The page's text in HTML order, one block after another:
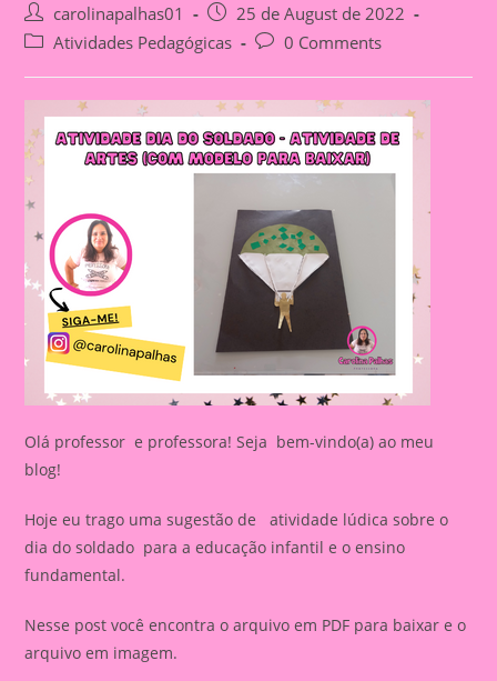
Post
author:
carolinapalhas01
Post
published:
25 de August de 2022
PostAtividades Pedagógicas
Post0 Comments
Olá professor e professora! Seja bem-vindo(a) ao meu
blog!
Hoje eu trago uma sugestão de atividade lúdica sobre o
dia do soldado para a educação infantil e o ensino
fundamental.
Nesse post você encontra o arquivo em PDF para baixar e o
arquivo em imagem.